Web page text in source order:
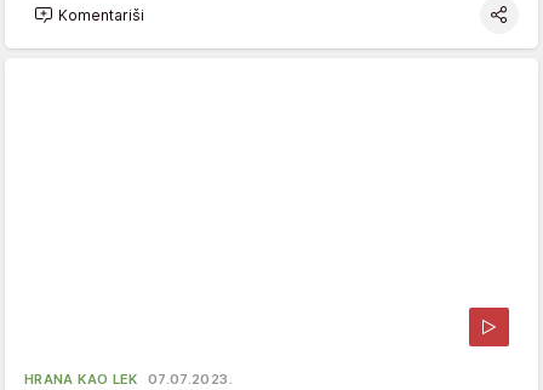
Komentariši
HRANA KAO LEK 07.07.2023.